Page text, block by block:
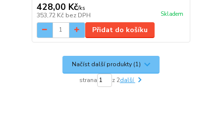
428,00 Kč/ks
353,72 Kč bez DPH Skladem
Přidat do košíku
Načíst další produkty (1)
strana z 2další